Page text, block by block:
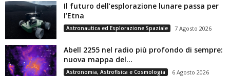
Il futuro dell’esplorazione lunare passa per
l’Etna
Astronautica ed Esplorazione Spaziale 7 Agosto 2026
Abell 2255 nel radio più profondo di sempre:
nuova mappa del...
Astronomia, Astrofisica e Cosmologia 6 Agosto 2026